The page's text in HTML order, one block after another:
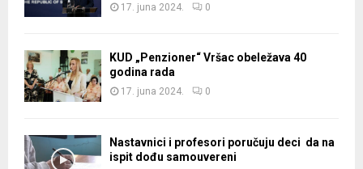
17. juna 2024. 0
KUD „Penzioner“ Vršac obeležava 40
godina rada
17. juna 2024. 0
Nastavnici i profesori poručuju deci da na
ispit dođu samouvereni